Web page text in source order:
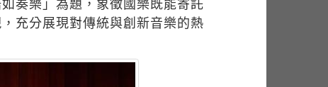
充分展現對傳統與創新音樂的熱